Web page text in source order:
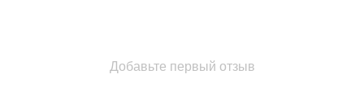
Добавьте первый отзыв